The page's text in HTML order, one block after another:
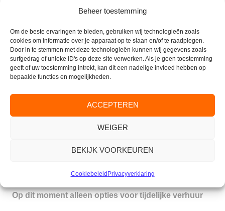
Beheer toestemming
Om de beste ervaringen te bieden, gebruiken wij technologieën zoals
cookies om informatie over je apparaat op te slaan en/of te raadplegen.
Door in te stemmen met deze technologieën kunnen wij gegevens zoals
surfgedrag of unieke ID's op deze site verwerken. Als je geen toestemming
geeft of uw toestemming intrekt, kan dit een nadelige invloed hebben op
bepaalde functies en mogelijkheden.
ACCEPTEREN
WEIGER
BEKIJK VOORKEUREN
CookiebeleidPrivacyverklaring
Wilt u nadere informatie dan kunt u altijd contact
opnemen met de servicereceptie (026-333 42 10).
Parkflat de Valkenburcht
Valkenburglaan 35
beheer@valkenburcht.com
Op dit moment alleen opties voor tijdelijke verhuur